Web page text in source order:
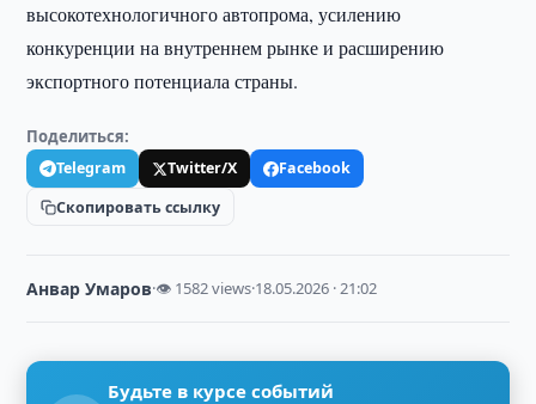
высокотехнологичного автопрома, усилению
конкуренции на внутреннем рынке и расширению
экспортного потенциала страны.
Поделиться:
Telegram Twitter/X
Facebook
Скопировать ссылку
Анвар Умаров·👁 1582 views·18.05.2026 · 21:02
Будьте в курсе событий